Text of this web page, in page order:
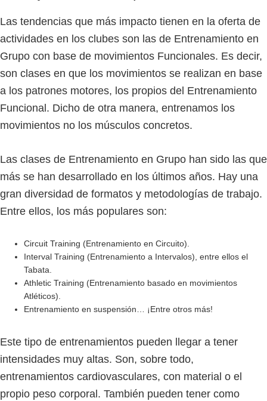
Las tendencias que más impacto tienen en la oferta de
actividades en los clubes son las de Entrenamiento en
Grupo con base de movimientos Funcionales. Es decir,
son clases en que los movimientos se realizan en base
a los patrones motores, los propios del Entrenamiento
Funcional. Dicho de otra manera, entrenamos los
movimientos no los músculos concretos.
Las clases de Entrenamiento en Grupo han sido las que
más se han desarrollado en los últimos años. Hay una
gran diversidad de formatos y metodologías de trabajo.
Entre ellos, los más populares son:
Circuit Training (Entrenamiento en Circuito).
Interval Training (Entrenamiento a Intervalos), entre ellos el
Tabata.
Athletic Training (Entrenamiento basado en movimientos
Atléticos).
Entrenamiento en suspensión… ¡Entre otros más!
Este tipo de entrenamientos pueden llegar a tener
intensidades muy altas. Son, sobre todo,
entrenamientos cardiovasculares, con material o el
propio peso corporal. También pueden tener como